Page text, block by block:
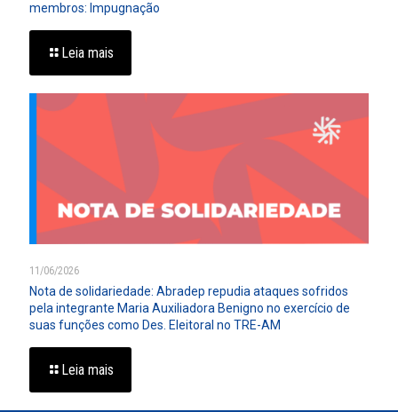
membros: Impugnação
Leia mais
11/06/2026
Nota de solidariedade: Abradep repudia ataques sofridos
pela integrante Maria Auxiliadora Benigno no exercício de
suas funções como Des. Eleitoral no TRE-AM
Leia mais